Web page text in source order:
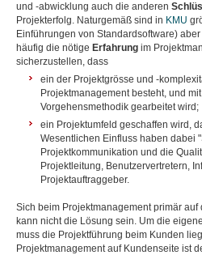
und -abwicklung auch die anderen
Projekterfolg. Naturgemäß sind in KMU
Einführungen von Standardsoftware)
häufig die nötige Erfahrung im
sicherzustellen, dass
ein der Projektgrösse und -
Projektmanagement besteht, und
Vorgehensmethodik gearbeitet wird;
ein Projektumfeld geschaffen wird,
Wesentlichen Einfluss haben dabei
Projektkommunikation und die
Projektleitung, Benutzervertretern,
Projektauftraggeber.
Sich beim Projektmanagement primär
kann nicht die Lösung sein. Um die
muss die Projektführung beim Kunden
Projektmanagement auf Kundenseite ist